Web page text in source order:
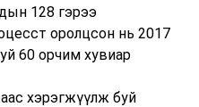
128 гэрээ
оролцсон нь 2017
60 орчим хувиар
хэрэгжүүлж буй